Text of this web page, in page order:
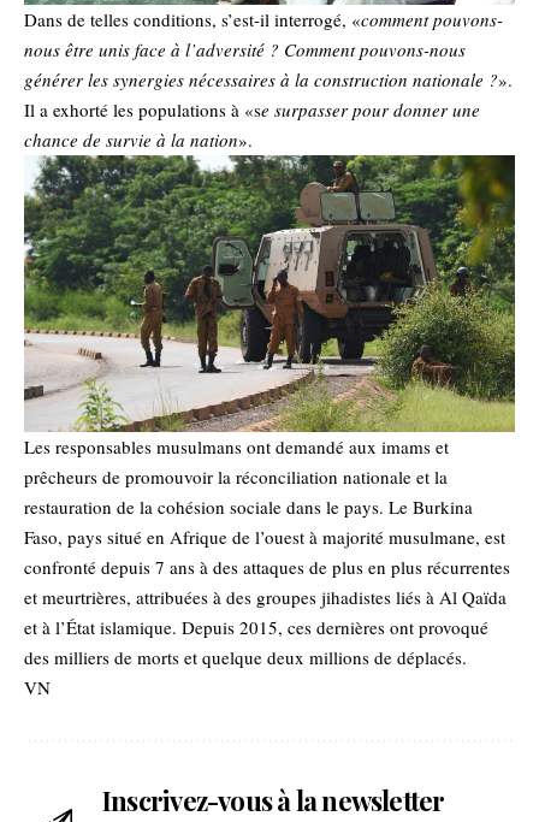
Dans de telles conditions, s’est-il interrogé, «comment pouvons-
nous être unis face à l’adversité ? Comment pouvons-nous
générer les synergies nécessaires à la construction nationale ?».
Il a exhorté les populations à «se surpasser pour donner une
chance de survie à la nation».
Les responsables musulmans ont demandé aux imams et
prêcheurs de promouvoir la réconciliation nationale et la
restauration de la cohésion sociale dans le pays. Le Burkina
Faso, pays situé en Afrique de l’ouest à majorité musulmane, est
confronté depuis 7 ans à des attaques de plus en plus récurrentes
et meurtrières, attribuées à des groupes jihadistes liés à Al Qaïda
et à l’État islamique. Depuis 2015, ces dernières ont provoqué
des milliers de morts et quelque deux millions de déplacés.
VN
Inscrivez-vous à la newsletter